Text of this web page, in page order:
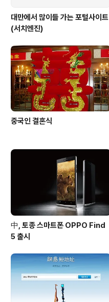
대만에서 많이들 가는 포털사이트
(서치엔진)
중국인 결혼식
中, 토종 스마트폰 OPPO Find
5 출시